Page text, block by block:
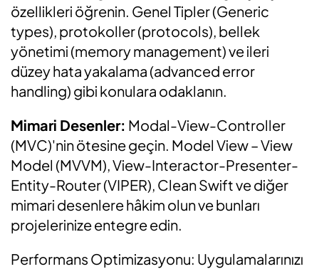
özellikleri öğrenin. Genel Tipler (Generic
types), protokoller (protocols), bellek
yönetimi (memory management) ve ileri
düzey hata yakalama (advanced error
handling) gibi konulara odaklanın.
Mimari Desenler: Modal-View-Controller
(MVC)'nin ötesine geçin. Model View – View
Model (MVVM), View-Interactor-Presenter-
Entity-Router (VIPER), Clean Swift ve diğer
mimari desenlere hâkim olun ve bunları
projelerinize entegre edin.
Performans Optimizasyonu: Uygulamalarınızı